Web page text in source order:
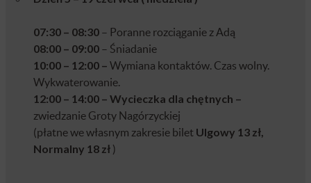
07:30 – 08:30 – Poranne rozciąganie z Adą
08:00 – 09:00 – Śniadanie
10:00 – 12:00 – Wymiana kontaktów. Czas wolny.
Wykwaterowanie.
12:00 – 14:00 – Wycieczka dla chętnych –
zwiedzanie Groty Nagórzyckiej
(płatne we własnym zakresie bilet Ulgowy 13 zł,
Normalny 18 zł )